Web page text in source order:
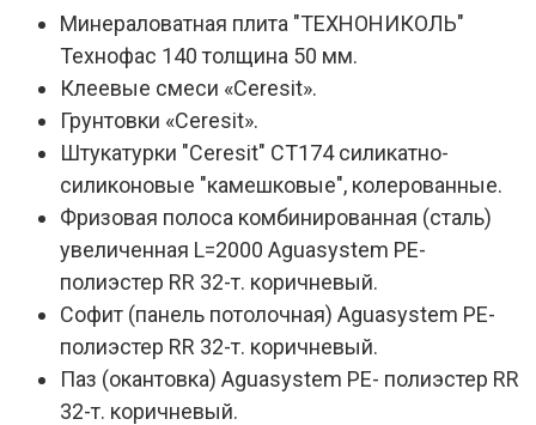
Минераловатная плита "ТЕХНОНИКОЛЬ"
Технофас 140 толщина 50 мм.
Клеевые смеси «Ceresit».
Грунтовки «Ceresit».
Штукатурки "Ceresit" СТ174 силикатно-
силиконовые "камешковые", колерованные.
Фризовая полоса комбинированная (сталь)
увеличенная L=2000 Aguasystem РЕ-
полиэстер RR 32-т. коричневый.
Софит (панель потолочная) Aguasystem РЕ-
полиэстер RR 32-т. коричневый.
Паз (окантовка) Aguasystem РЕ- полиэстер RR
32-т. коричневый.